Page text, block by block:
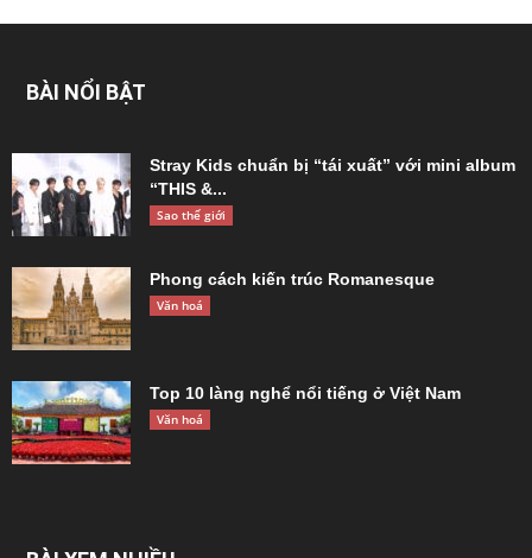
BÀI NỔI BẬT
Stray Kids chuẩn bị “tái xuất” với mini album
“THIS &...
Sao thế giới
Phong cách kiến trúc Romanesque
Văn hoá
Top 10 làng nghể nổi tiếng ở Việt Nam
Văn hoá